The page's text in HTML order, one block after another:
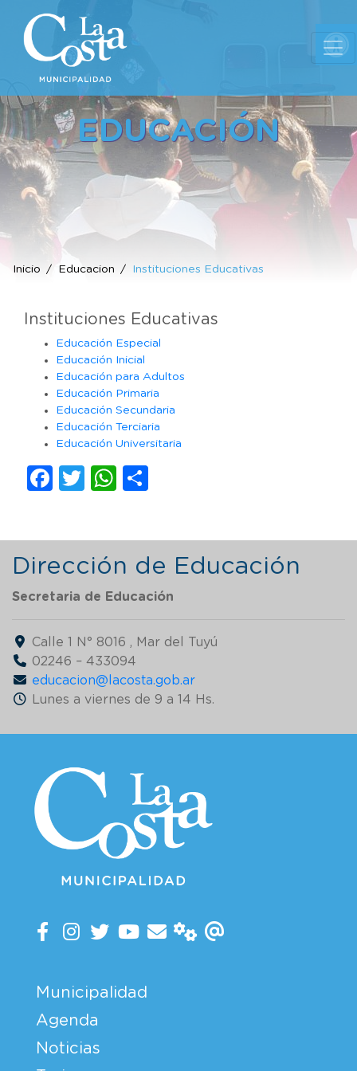
EDUCACIÓN
Inicio Educacion Instituciones Educativas
Instituciones Educativas
Educación Especial
Educación Inicial
Educación para Adultos
Educación Primaria
Educación Secundaria
Educación Terciaria
Educación Universitaria
Facebook
TwitterWhatsApp
Dirección de Educación
Secretaria de Educación
Calle 1 N° 8016 , Mar del Tuyú
02246 – 433094
educacion@lacosta.gob.ar
Lunes a viernes de 9 a 14 Hs.
Municipalidad
Agenda
Noticias